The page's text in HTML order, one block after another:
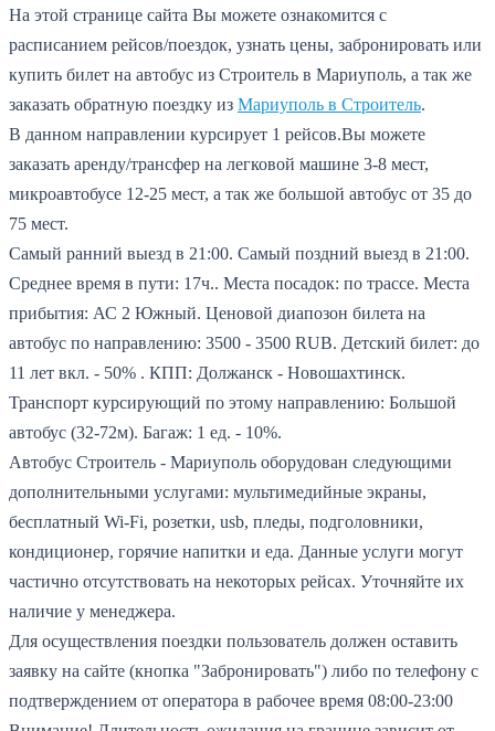
На этой странице сайта Вы можете ознакомится с
расписанием рейсов/поездок, узнать цены, забронировать или
купить билет на автобус из Строитель в Мариуполь, а так же
заказать обратную поездку из Мариуполь в Строитель.
В данном направлении курсирует 1 рейсов.Вы можете
заказать аренду/трансфер на легковой машине 3-8 мест,
микроавтобусе 12-25 мест, а так же большой автобус от 35 до
75 мест.
Самый ранний выезд в 21:00. Самый поздний выезд в 21:00.
Среднее время в пути: 17ч.. Места посадок: по трассе. Места
прибытия: АС 2 Южный. Ценовой диапозон билета на
автобус по направлению: 3500 - 3500 RUB. Детский билет: до
11 лет вкл. - 50% . КПП: Должанск - Новошахтинск.
Транспорт курсирующий по этому направлению: Большой
автобус (32-72м). Багаж: 1 ед. - 10%.
Автобус Строитель - Мариуполь оборудован следующими
дополнительными услугами: мультимедийные экраны,
бесплатный Wi-Fi, розетки, usb, пледы, подголовники,
кондиционер, горячие напитки и еда. Данные услуги могут
частично отсутствовать на некоторых рейсах. Уточняйте их
наличие у менеджера.
Для осуществления поездки пользователь должен оставить
заявку на сайте (кнопка "Забронировать") либо по телефону с
подтверждением от оператора в рабочее время 08:00-23:00